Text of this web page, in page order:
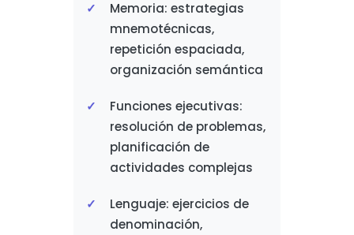
Memoria: estrategias
mnemotécnicas,
repetición espaciada,
organización semántica
Funciones ejecutivas:
resolución de problemas,
planificación de
actividades complejas
Lenguaje: ejercicios de
denominación,